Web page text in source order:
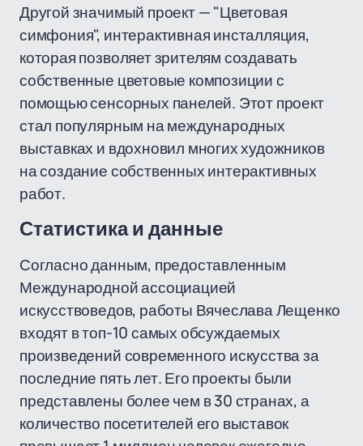
Другой значимый проект — "Цветовая
симфония", интерактивная инсталляция,
которая позволяет зрителям создавать
собственные цветовые композиции с
помощью сенсорных панелей. Этот проект
стал популярным на международных
выставках и вдохновил многих художников
на создание собственных интерактивных
работ.
Статистика и данные
Согласно данным, предоставленным
Международной ассоциацией
искусствоведов, работы Вячеслава Лещенко
входят в топ-10 самых обсуждаемых
произведений современного искусства за
последние пять лет. Его проекты были
представлены более чем в 30 странах, а
количество посетителей его выставок